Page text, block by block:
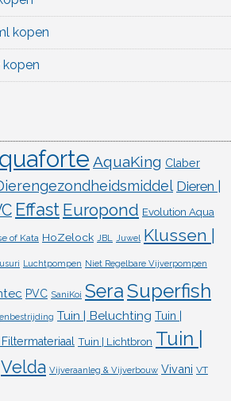
kopen
kopen
AquaKing Claber
Dieren |
Effast Europond Evolution Aqua
of Kata HoZelock JBL Juwel Klussen |
Luchtpompen Niet Regelbare Vijverpompen
PVC SaniKoi SeraSuperfish
Tuin | Beluchting Tuin |
Filtermateriaal Tuin | Lichtbron Tuin |
Velda Vijveraanleg & Vijverbouw Vivani VT